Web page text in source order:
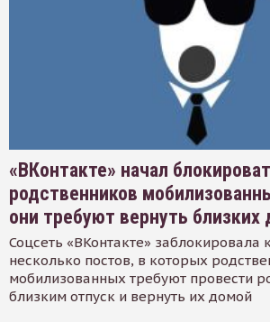
«ВКонтакте» начал
родственников
они требуют вернуть близких
Соцсеть «ВКонтакте» заблокировала
несколько постов, в которых
мобилизованных требуют провести
близким отпуск и вернуть их домой